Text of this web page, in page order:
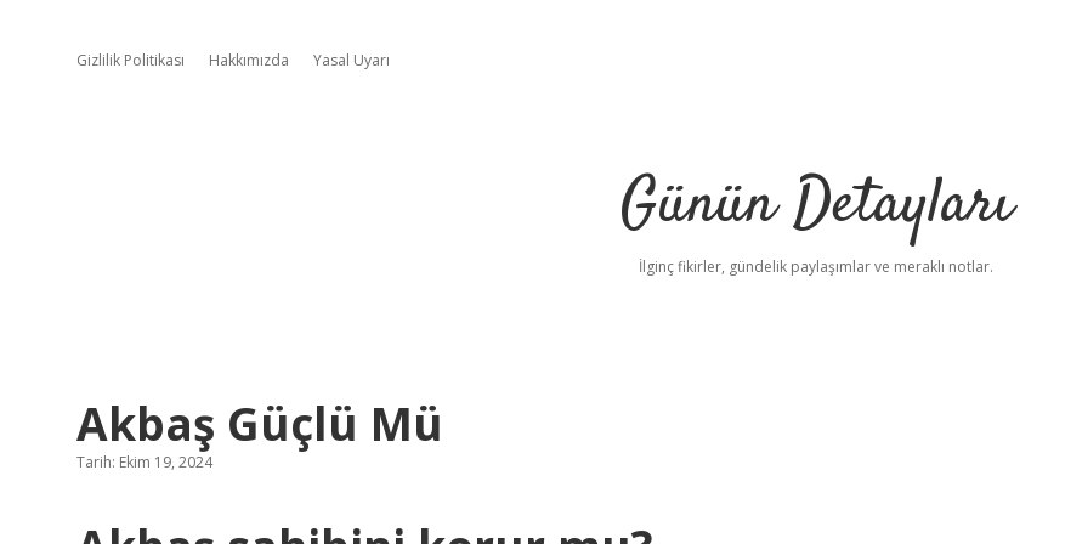
Gizlilik Politikası Hakkımızda Yasal Uyarı
Günün Detayları
İlginç fikirler, gündelik paylaşımlar ve meraklı notlar.
Akbaş Güçlü Mü
Tarih: Ekim 19, 2024